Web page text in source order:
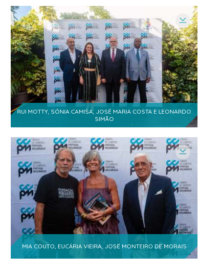
Natércia Sitoe- Associada Sénior 1
Alsone Guambe- Direcção de
Comunicação e Marketing
1
Zoarina Vazirna - Gestora Comercial 1
Pintane Saide- Presidente 1
1
UP Saide Muanicaia 1
Cibel Morais- Bussiness Developer
Geth Tangune- Advogada Júnior
Vítor Manuel Lopes de Oliveira
Director Geral
1
Isabel Cravo
Cascais
1
RUI MOTTY, SÓNIA CAMISA, JOSÉ MARIA COSTA E LEONARDO
SIMÃO
MIA COUTO, EUCÁRIA VIEIRA, JOSÉ MONTEIRO DE MORAIS